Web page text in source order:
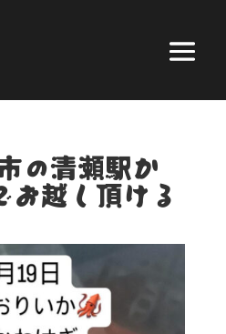
の清瀬駅か
お越し頂ける